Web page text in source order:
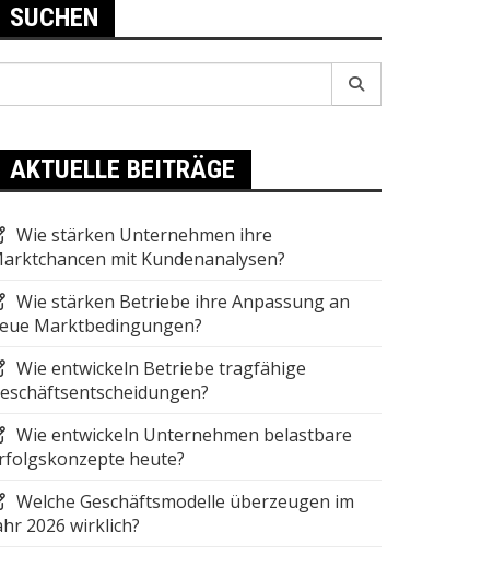
SUCHEN
AKTUELLE BEITRÄGE
Wie stärken Unternehmen ihre
mit Kundenanalysen?
Wie stärken Betriebe ihre Anpassung an
Marktbedingungen?
Wie entwickeln Betriebe tragfähige
Wie entwickeln Unternehmen belastbare
heute?
Welche Geschäftsmodelle überzeugen im
2026 wirklich?